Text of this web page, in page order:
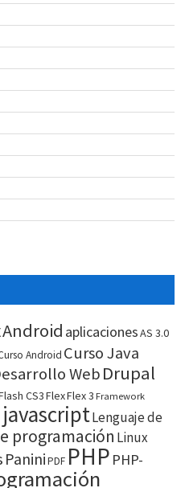
Android aplicacionesAS 3.0
Android Curso Java
WebDrupal
CS3FlexFlex 3 Framework
javascriptLenguaje de
programación Linux
Panini PDF PHP PHP-